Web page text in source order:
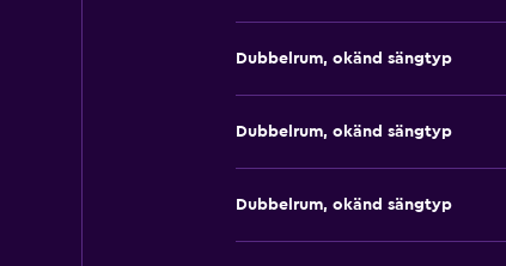
Dubbelrum, okänd sängtyp
Dubbelrum, okänd sängtyp
Dubbelrum, okänd sängtyp